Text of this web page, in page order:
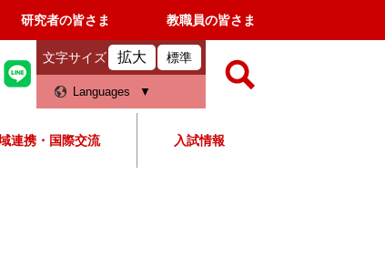
研究者の皆さま 教職員の皆さま
文字サイズ 拡大 標準
Languages
連携・国際交流 入試情報